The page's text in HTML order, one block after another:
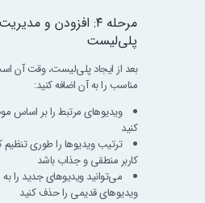
مرحله ۴: افزودن و
پلی‌لیست
بعد از ایجاد پلی‌لیست، وقت آن
مناسب را به آن اضافه کنید:
ویدیوهای مرتبط را بر اساس
کنید
ترتیب ویدیوها را طوری تنظیم
کاربر منطقی و جذاب باشد
می‌توانید ویدیوهای جدید را به
ویدیوهای قدیمی را حذف کنید